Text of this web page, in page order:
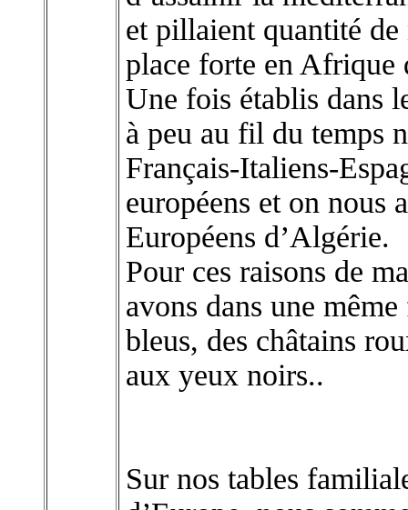
et pillaient quantité de
place forte en Afrique
Une fois établis dans
à peu au fil du temps
Français-Italiens-
européens et on nous
Européens d’Algérie.
Pour ces raisons de
avons dans une
bleus, des châtains
aux yeux noirs..
Sur nos tables